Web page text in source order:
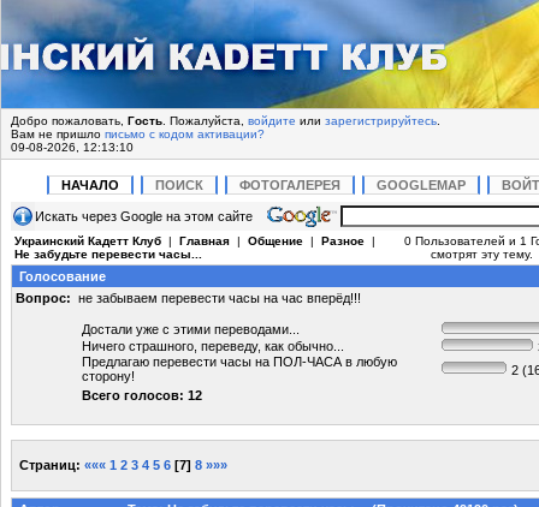
Добро пожаловать, Гость . Пожалуйста, войдите или зарегистрируйтесь
Вам не пришло письмо с кодом активации?
09-08-2026, 12:13:10
НАЧАЛО ПОИСК ФОТОГАЛЕРЕЯ GOOGLEMAP
Искать через Google на этом сайте
Украинский Кадетт Клуб | Главная | Общение | Разное |
Не забудьте перевести часы...
0 Пользователей и 1
смотрят эту тему.
Голосование
Вопрос: не забываем перевести часы на час вперёд!!!
Достали уже с этими переводами...
Ничего страшного, переведу, как обычно...
Предлагаю перевести часы на ПОЛ-ЧАСА в любую
сторону!
2
Всего голосов: 12
Страниц: ««« 1 2 3 4 5 6 [7] 8 »»»